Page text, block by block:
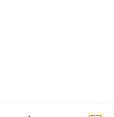
partageons qu’avec les